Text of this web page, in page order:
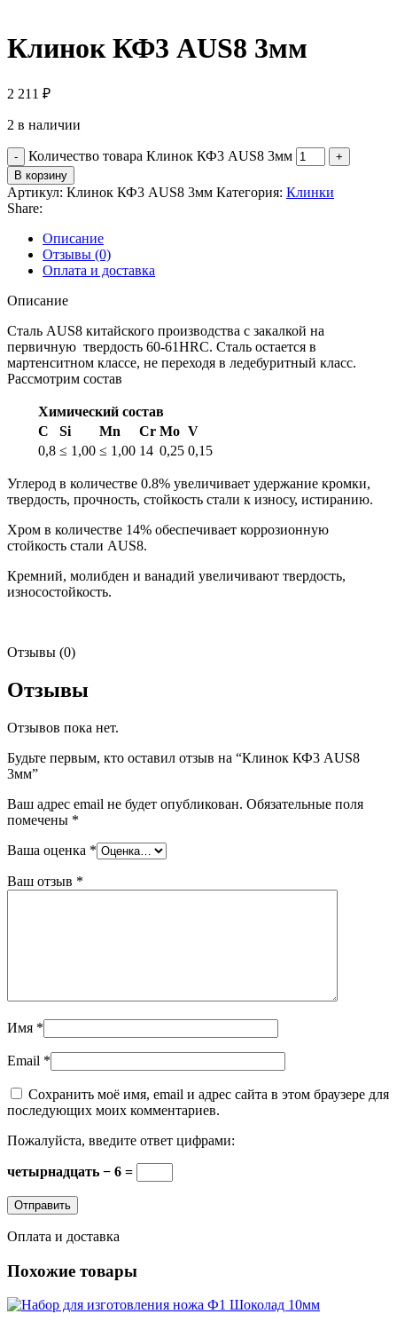
Клинок КФ3 AUS8 3мм
2 211 ₽
2 в наличии
Количество товара Клинок КФ3 AUS8 3мм
В корзину
Артикул: Клинок КФ3 AUS8 3мм Категория: Клинки
Share:
Описание
Отзывы (0)
Оплата и доставка
Описание
Сталь AUS8 китайского производства с закалкой на
первичную твердость 60-61HRC. Сталь остается в
мартенситном классе, не переходя в ледебуритный класс.
Рассмотрим состав
Химический состав
C
Si Mn Cr Mo V
0,8 ≤ 1,00 ≤ 1,00 14 0,25 0,15
Углерод в количестве 0.8% увеличивает удержание кромки,
твердость, прочность, стойкость стали к износу, истиранию.
Хром в количестве 14% обеспечивает коррозионную
стойкость стали AUS8.
Кремний, молибден и ванадий увеличивают твердость,
износостойкость.
Отзывы (0)
Отзывы
Отзывов пока нет.
Будьте первым, кто оставил отзыв на “Клинок КФ3 AUS8
3мм”
Ваш адрес email не будет опубликован. Обязательные поля
помечены *
Ваша оценка *
Ваш отзыв *
Имя *
Email *
Сохранить моё имя, email и адрес сайта в этом браузере для
последующих моих комментариев.
Пожалуйста, введите ответ цифрами:
четырнадцать − 6 =
Оплата и доставка
Похожие товары